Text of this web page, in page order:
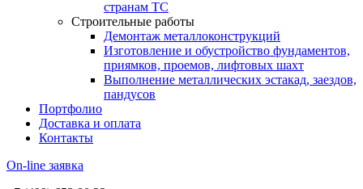
странам ТС
Строительные работы
Демонтаж металлоконструкций
Изготовление и обустройство фундаментов,
приямков, проемов, лифтовых шахт
Выполнение металлических эстакад, заездов,
пандусов
Портфолио
Доставка и оплата
Контакты
On-line заявка